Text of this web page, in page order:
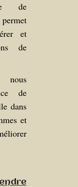
de
et
de
de
dans
et